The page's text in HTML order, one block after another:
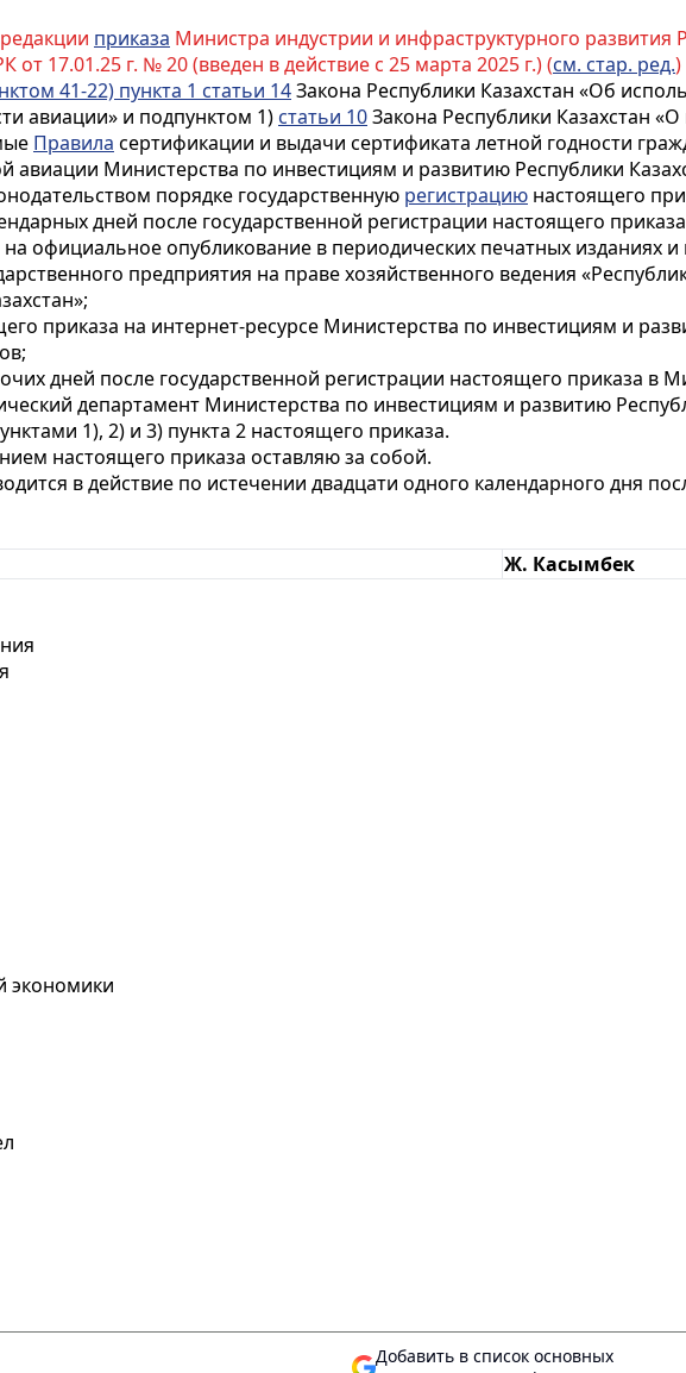
приказа Министра индустрии и инфраструктурного развития
от 17.01.25 г. № 20 (введен в действие с 25 марта 2025 г.) (см. стар. ред.)
41-22) пункта 1 статьи 14Закона Республики Казахстан «Об
авиации» и подпунктом 1) статьи 10Закона Республики Казахстан «О
Правила сертификации и выдачи сертификата летной годности
авиации Министерства по инвестициям и развитию Республики
порядке государственную регистрацию настоящего
дней после государственной регистрации настоящего
официальное опубликование в периодических печатных изданиях
предприятия на праве хозяйственного ведения
приказа на интернет-ресурсе Министерства по инвестициям и
дней после государственной регистрации настоящего приказа в
департамент Министерства по инвестициям и развитию
1), 2) и 3) пункта 2 настоящего приказа.
настоящего приказа оставляю за собой.
в действие по истечении двадцати одного календарного дня
Ж. Касымбек
экономики
Добавить в список основных